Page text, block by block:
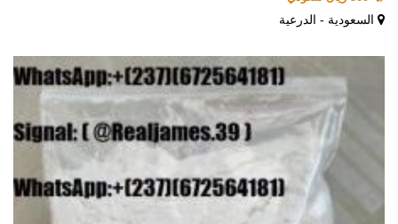
السعودية - الدرعية